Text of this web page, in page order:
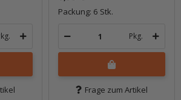
Packung: 6 Stk.
Pkg.
Frage zum Artikel